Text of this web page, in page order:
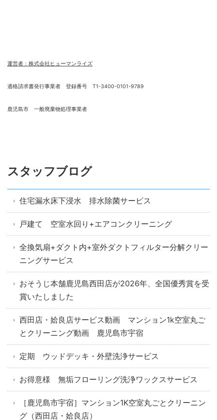
運営者：株式会社ヒューマンライズ
適格請求書発行事業者 登録番号 T1-3400-0101-9789
鹿児島市 一般廃棄物処理事業者
スタッフブログ
住宅漏水床下浸水 排水除菌サービス
戸建て 空室水回り+エアコンクリーニング
全換気扇+ダクト内+室外ダクトフィルター分解クリー
ニングサービス
おそうじ本舗鹿児島西田店が2026年、全国優秀賞を受
賞いたしました
西田店・姶良店サービス動画 マンション1k空室丸ご
とクリーニング動画 鹿児島市宇宿
定期 ウッドデッキ・外壁洗浄サービス
お得意様 無垢フローリング洗浄ワックスサービス
［鹿児島市宇宿］マンション1K空室丸ごとクリーニン
グ（西田店・姶良店）